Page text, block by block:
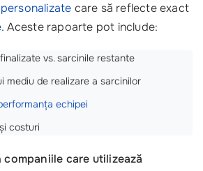
care să reflecte exact
. Aceste rapoarte pot include:
vs. sarcinile restante
mediu de realizare a sarcinilor
echipei
costuri
companiile care utilizează